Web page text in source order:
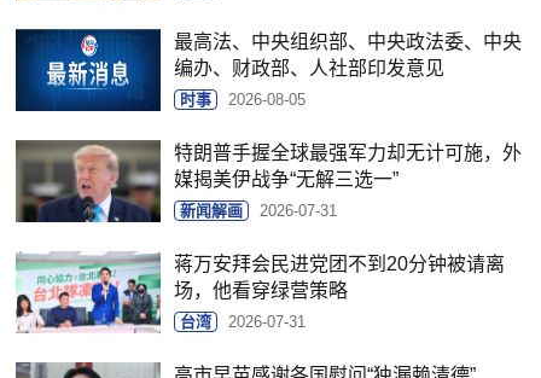
最高法、中央组织部、中央政法委、中央
编办、财政部、人社部印发意见
时事 2026-08-05
特朗普手握全球最强军力却无计可施，外
媒揭美伊战争“无解三选一”
新闻解画 2026-07-31
蒋万安拜会民进党团不到20分钟被请离
场，他看穿绿营策略
台湾 2026-07-31